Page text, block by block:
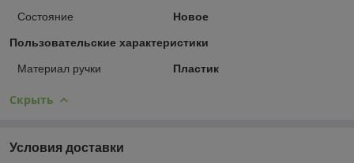
Состояние
Новое
Пользовательские характеристики
Материал ручки Пластик
Скрыть
Условия доставки